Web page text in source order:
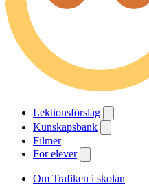
Lektionsförslag
Kunskapsbank
Filmer
För elever
Om Trafiken i skolan